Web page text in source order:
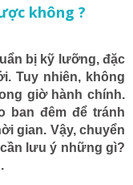
không ?
bị kỹ lưỡng, đặc
Tuy nhiên, không
giờ hành chính.
ban đêm để tránh
gian. Vậy, chuyển
lưu ý những gì?